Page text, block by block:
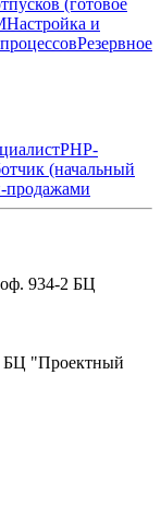
(готовое
Настройка и
Резервное
PHP-
(начальный
продажами
934-2 БЦ
БЦ "Проектный